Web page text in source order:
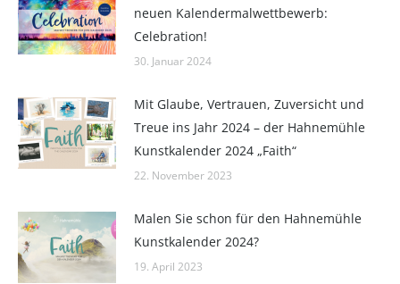
neuen Kalendermalwettbewerb:
Celebration!
30. Januar 2024
Mit Glaube, Vertrauen, Zuversicht und
Treue ins Jahr 2024 – der Hahnemühle
Kunstkalender 2024 „Faith“
22. November 2023
Malen Sie schon für den Hahnemühle
Kunstkalender 2024?
19. April 2023